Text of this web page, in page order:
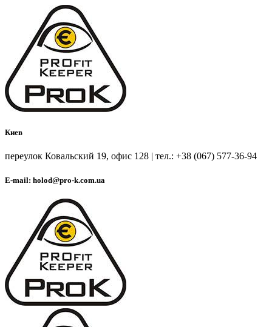
Киев
переулок Ковальский 19, офис 128 | тел.: +38 (067) 577-36-94
E-mail: holod@pro-k.com.ua